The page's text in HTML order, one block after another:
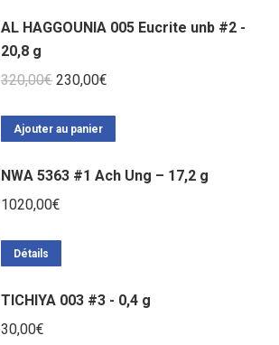
AL HAGGOUNIA 005 Eucrite unb #2 -
20,8 g
320,00€ Le
initial
320,00€.
230,00€
230,00€.
Ajouter au panier
NWA 5363 #1 Ach Ung – 17,2 g
1020,00€
Détails
TICHIYA 003 #3 - 0,4 g
30,00€